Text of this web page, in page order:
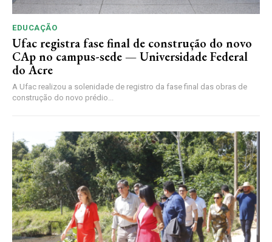
EDUCAÇÃO
Ufac registra fase final de construção do novo
CAp no campus-sede — Universidade Federal
do Acre
A Ufac realizou a solenidade de registro da fase final das obras de
construção do novo prédio...